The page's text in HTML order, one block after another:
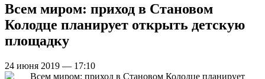
Всем миром: приход в Становом
Колодце планирует открыть детскую
площадку
24 июня 2019 — 17:10